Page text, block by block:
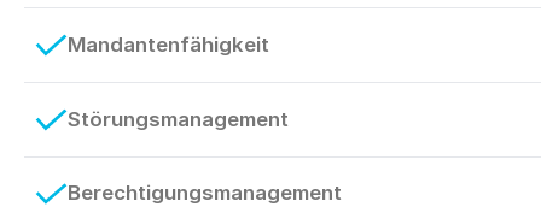
Mandantenfähigkeit
Störungsmanagement
Berechtigungsmanagement